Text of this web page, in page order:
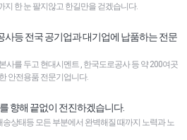
지 한 눈 팔지않고 한길만을 걷겠습니다.
사등 전국 공기업과 대기업에 납품하는 전문
사를 두고 현대시멘트 , 한국도로공사 등 약 200여곳
안전용품 전문기업니다.
향해 끝없이 전진하겠습니다.
송상태등 모든 부분에서 완벽해질 때까지 노력과 노